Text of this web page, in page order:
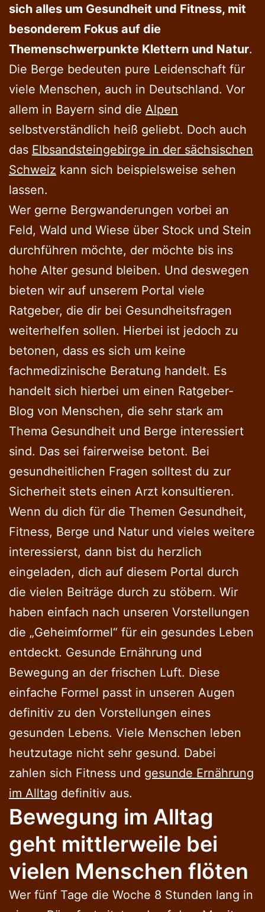
sich alles um Gesundheit und Fitness, mit
besonderem Fokus auf die
Themenschwerpunkte Klettern und Natur.
Die Berge bedeuten pure Leidenschaft für
viele Menschen, auch in Deutschland. Vor
allem in Bayern sind die Alpen
selbstverständlich heiß geliebt. Doch auch
das Elbsandsteingebirge in der sächsischen
Schweiz kann sich beispielsweise sehen
lassen.
Wer gerne Bergwanderungen vorbei an
Feld, Wald und Wiese über Stock und Stein
durchführen möchte, der möchte bis ins
hohe Alter gesund bleiben. Und deswegen
bieten wir auf unserem Portal viele
Ratgeber, die dir bei Gesundheitsfragen
weiterhelfen sollen. Hierbei ist jedoch zu
betonen, dass es sich um keine
fachmedizinische Beratung handelt. Es
handelt sich hierbei um einen Ratgeber-
Blog von Menschen, die sehr stark am
Thema Gesundheit und Berge interessiert
sind. Das sei fairerweise betont. Bei
gesundheitlichen Fragen solltest du zur
Sicherheit stets einen Arzt konsultieren.
Wenn du dich für die Themen Gesundheit,
Fitness, Berge und Natur und vieles weitere
interessierst, dann bist du herzlich
eingeladen, dich auf diesem Portal durch
die vielen Beiträge durch zu stöbern. Wir
haben einfach nach unseren Vorstellungen
die „Geheimformel“ für ein gesundes Leben
entdeckt. Gesunde Ernährung und
Bewegung an der frischen Luft. Diese
einfache Formel passt in unseren Augen
definitiv zu den Vorstellungen eines
gesunden Lebens. Viele Menschen leben
heutzutage nicht sehr gesund. Dabei
zahlen sich Fitness und gesunde Ernährung
im Alltag definitiv aus.
Bewegung im Alltag
geht mittlerweile bei
vielen Menschen flöten
Wer fünf Tage die Woche 8 Stunden lang in